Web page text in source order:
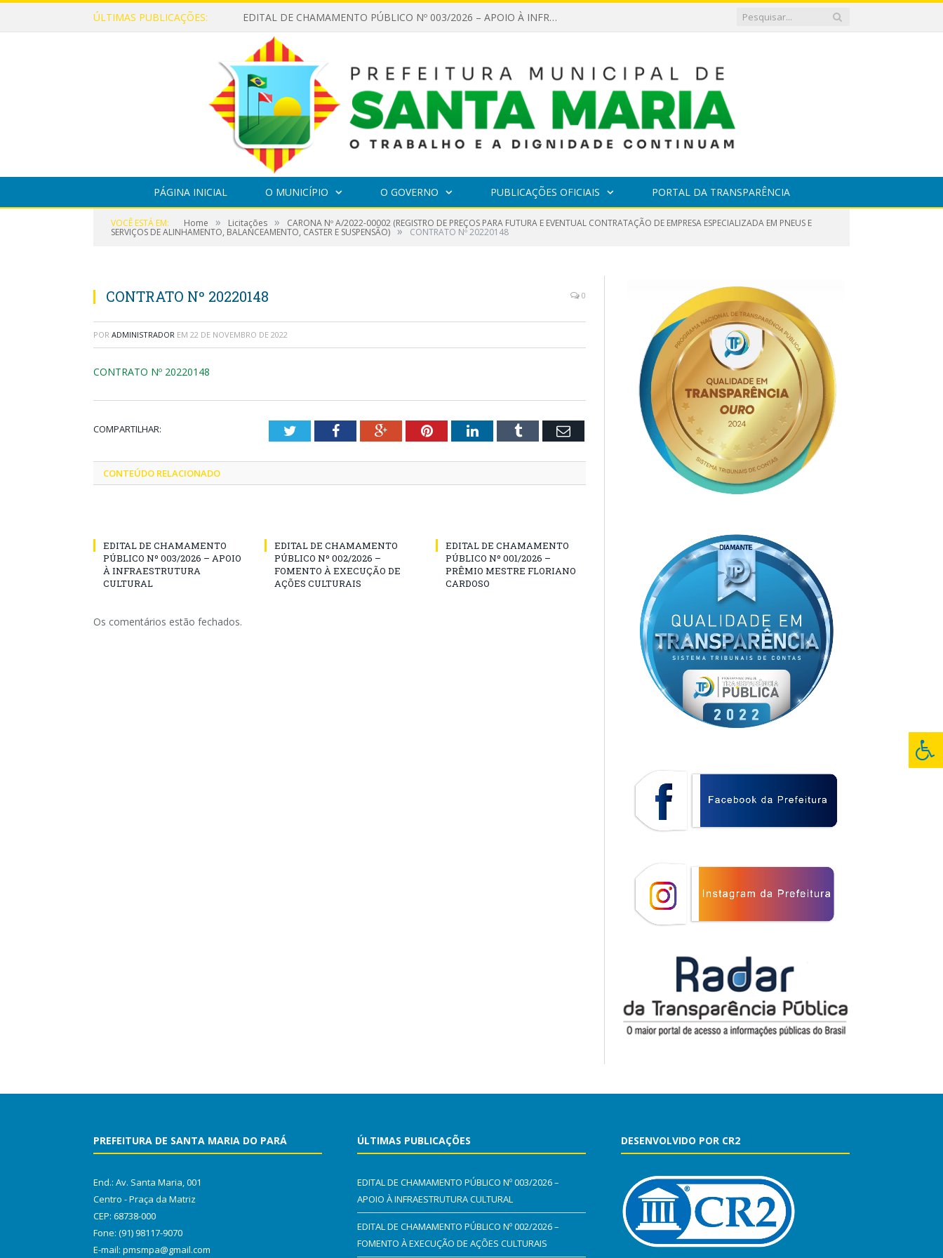
ÚLTIMAS PUBLICAÇÕES: EDITAL DE CHAMAMENTO PÚBLICO Nº 003/2026 – APOIO À INFRAESTRUTURA CULTURAL
PÁGINA INICIAL O MUNICÍPIO O GOVERNO PUBLICAÇÕES OFICIAIS PORTAL DA TRANSPARÊNCIA
VOCÊ ESTÁ EM: Home » Licitações » CARONA Nº A/2022-00002 (REGISTRO DE PREÇOS PARA FUTURA E EVENTUAL CONTRATAÇÃO DE EMPRESA ESPECIALIZADA EM PNEUS E
SERVIÇOS DE ALINHAMENTO, BALANCEAMENTO, CASTER E SUSPENSÃO) » CONTRATO Nº 20220148
CONTRATO Nº 20220148 0
POR ADMINISTRADOR EM 22 DE NOVEMBRO DE 2022
CONTRATO Nº 20220148
COMPARTILHAR: TwitterFacebookGoogle+PinterestLinkedInTumblr Email
CONTEÚDO RELACIONADO
EDITAL DE CHAMAMENTO
PÚBLICO Nº 003/2026 – APOIO
À INFRAESTRUTURA
CULTURAL
EDITAL DE CHAMAMENTO
PÚBLICO Nº 002/2026 –
FOMENTO À EXECUÇÃO DE
AÇÕES CULTURAIS
EDITAL DE CHAMAMENTO
PÚBLICO Nº 001/2026 –
PRÊMIO MESTRE FLORIANO
CARDOSO
Os comentários estão fechados.
PREFEITURA DE SANTA MARIA DO PARÁ
End.: Av. Santa Maria, 001
Centro - Praça da Matriz
CEP: 68738-000
Fone: (91) 98117-9070
E-mail: pmsmpa@gmail.com
ÚLTIMAS PUBLICAÇÕES
EDITAL DE CHAMAMENTO PÚBLICO Nº 003/2026 –
APOIO À INFRAESTRUTURA CULTURAL
EDITAL DE CHAMAMENTO PÚBLICO Nº 002/2026 –
FOMENTO À EXECUÇÃO DE AÇÕES CULTURAIS
DESENVOLVIDO POR CR2